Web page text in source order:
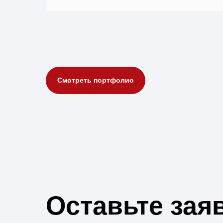
Смотреть портфолио
Оставьте